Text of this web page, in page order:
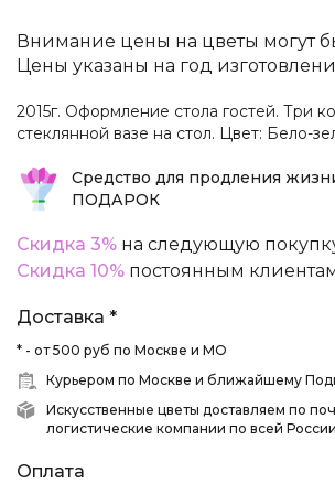
Внимание цены на цветы могут
Цены указаны на год
2015г. Оформление стола гостей. Три
стеклянной вазе на стол. Цвет: Бело-
Средство для продления
ПОДАРОК
Скидка 3% на следующую
Скидка 10% постоянным
Доставка *
* - от 500 руб по Москве и МО
Курьером по Москве и ближайшему
Искусственные цветы доставляем по
логистические компании по всей России
Оплата